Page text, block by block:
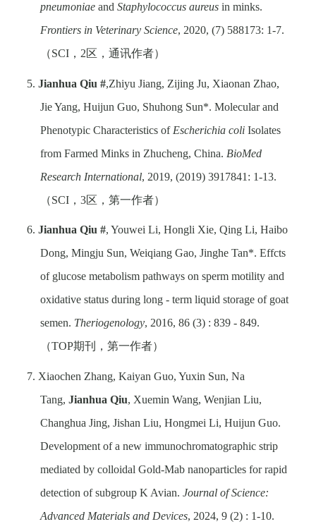
pneumoniaeand Staphylococcus aureusin minks.
Frontiers in Veterinary Science, 2020, (7) 588173: 1-7.
（SCI， 2区，通讯作者）
5. Jianhua Qiu #,Zhiyu Jiang, Zijing Ju, Xiaonan Zhao,
Jie Yang, Huijun Guo, Shuhong Sun*. Molecular and
Phenotypic Characteristics of Escherichia coliIsolates
from Farmed Minks in Zhucheng, China. BioMed
Research International, 2019, (2019) 3917841: 1-13.
（SCI， 3区，第一作者）
6. Jianhua Qiu #, Youwei Li, Hongli Xie, Qing Li, Haibo
Dong, Mingju Sun, Weiqiang Gao, Jinghe Tan*. Effcts
of glucose metabolism pathways on sperm motility and
oxidative status during long - term liquid storage of goat
semen. Theriogenology, 2016, 86 (3) : 839 - 849.
（TOP期刊，第一作者）
7. Xiaochen Zhang, Kaiyan Guo, Yuxin Sun, Na
Tang, Jianhua Qiu, Xuemin Wang, Wenjian Liu,
Changhua Jing, Jishan Liu, Hongmei Li, Huijun Guo.
Development of a new immunochromatographic strip
mediated by colloidal Gold-Mab nanoparticles for rapid
detection of subgroup K Avian. Journal of Science:
Advanced Materials and Devices, 2024, 9 (2) : 1-10.